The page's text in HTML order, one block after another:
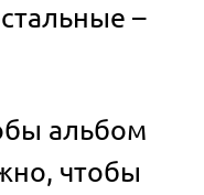
–
альбом
чтобы